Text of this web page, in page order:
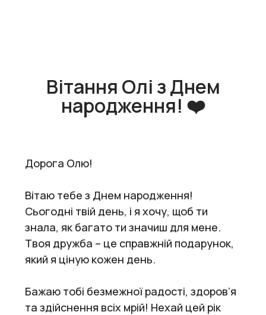
Вітання Олі з Днем
народження! ❤️
Дорога Олю!
Вітаю тебе з Днем народження!
Сьогодні твій день, і я хочу, щоб ти
знала, як багато ти значиш для мене.
Твоя дружба – це справжній подарунок,
який я ціную кожен день.
Бажаю тобі безмежної радості, здоров’я
та здійснення всіх мрій! Нехай цей рік